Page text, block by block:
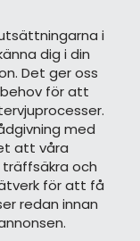
i
dig i din
Det ger oss
för att
med
att våra
och
för att få
redan innan